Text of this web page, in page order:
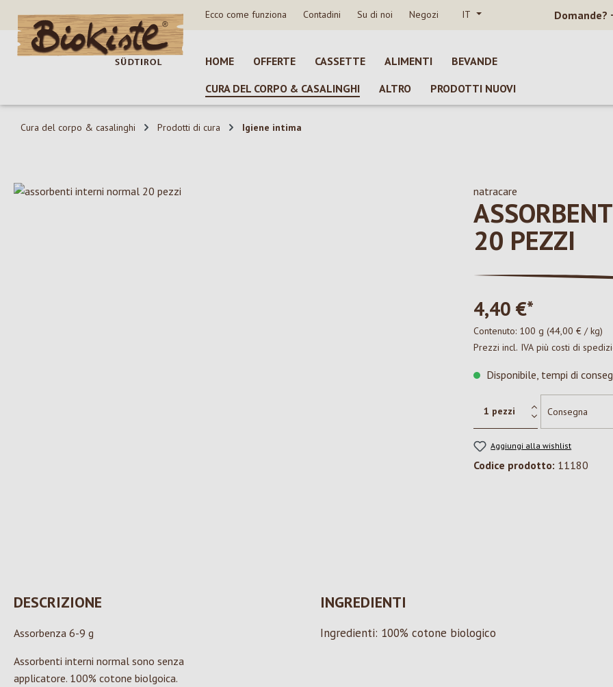
al contenuto principale
Salta alla ricerca
Passa alla navigazione principale Ecco come funziona Contadini Su di noi Negozi IT Domande?
HOME OFFERTE CASSETTE ALIMENTI
BEVANDE
CURA DEL CORPO & CASALINGHI
ALTRO PRODOTTI NUOVI
Cura del corpo & casalinghi Prodotti di cura Igiene intima
Salta la galleria di immagini natracare
20 PEZZI
4,40 €*
Contenuto: 100 g (44,00 € / kg)
Prezzi incl. IVA più costi di
Disponibile, tempi di
Aggiungi alla wishlist
Codice prodotto: 11180
DESCRIZIONE
Assorbenza 6-9 g
Assorbenti interni normal sono senza
applicatore. 100% cotone biolgoica.
INGREDIENTI
Ingredienti: 100% cotone biologico